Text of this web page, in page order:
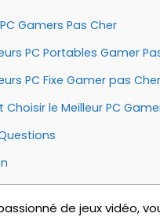
Gamers Pas Cher
PC Portables Gamer
PC Fixe Gamer pas Cher
le Meilleur PC
de jeux vidéo,